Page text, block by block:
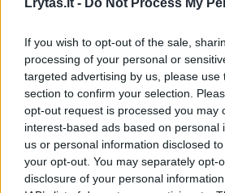
Lrytas.lt - Do Not Process My
If you wish to opt-out of the sale,
processing of your personal or
targeted advertising by us, please use
section to confirm your selection.
opt-out request is processed you may
interest-based ads based on personal
us or personal information disclosed
your opt-out. You may separately opt-
disclosure of your personal
Brazilijos prezidentas Lula
tarpininkauti Venesuelos
Pasaulis 2025-12-19